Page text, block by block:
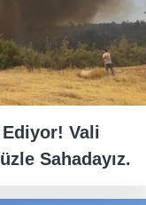
Vali
Sahadayız.